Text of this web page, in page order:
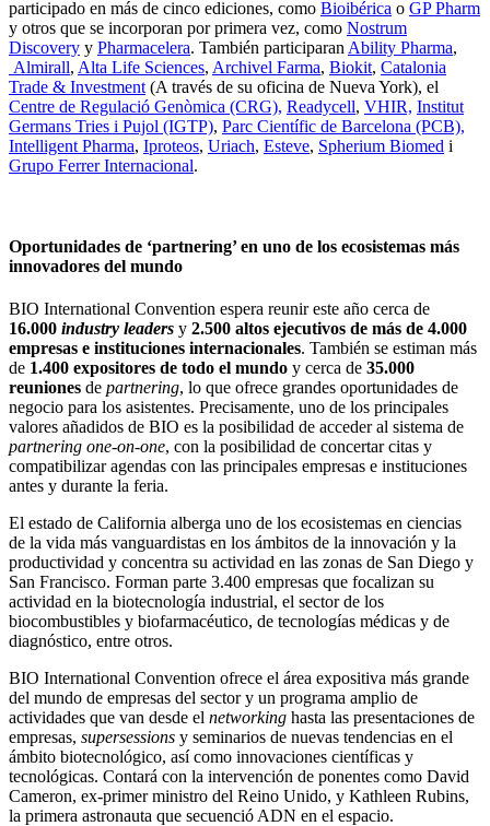
participado en más de cinco ediciones, como Bioibérica o GP Pharm
y otros que se incorporan por primera vez, como Nostrum
Discovery y Pharmacelera. También participaranAbility Pharma,
Almirall, Alta Life Sciences, Archivel Farma, Biokit, Catalonia
Trade & Investment(A través de su oficina de Nueva York), el
Centre de Regulació Genòmica (CRG), Readycell, VHIR, Institut
Germans Tries i Pujol (IGTP), Parc Científic de Barcelona (PCB),
Intelligent Pharma, Iproteos, Uriach, Esteve, Spherium Biomed i
Grupo Ferrer Internacional.
Oportunidades de ‘partnering’ en uno de los ecosistemas más
innovadores del mundo
BIO International Convention espera reunir este año cerca de
16.000 industry leaders y 2.500 altos ejecutivos de más de 4.000
empresas e instituciones internacionales. También se estiman más
de 1.400 expositores de todo el mundo y cerca de 35.000
reuniones de partnering, lo que ofrece grandes oportunidades de
negocio para los asistentes. Precisamente, uno de los principales
valores añadidos de BIO es la posibilidad de acceder al sistema de
partnering one-on-one, con la posibilidad de concertar citas y
compatibilizar agendas con las principales empresas e instituciones
antes y durante la feria.
El estado de California alberga uno de los ecosistemas en ciencias
de la vida más vanguardistas en los ámbitos de la innovación y la
productividad y concentra su actividad en las zonas de San Diego y
San Francisco. Forman parte 3.400 empresas que focalizan su
actividad en la biotecnología industrial, el sector de los
biocombustibles y biofarmacéutico, de tecnologías médicas y de
diagnóstico, entre otros.
BIO International Convention ofrece el área expositiva más grande
del mundo de empresas del sector y un programa amplio de
actividades que van desde el networking hasta las presentaciones de
empresas, supersessions y seminarios de nuevas tendencias en el
ámbito biotecnológico, así como innovaciones científicas y
tecnológicas. Contará con la intervención de ponentes como David
Cameron, ex-primer ministro del Reino Unido, y Kathleen Rubins,
la primera astronauta que secuenció ADN en el espacio.